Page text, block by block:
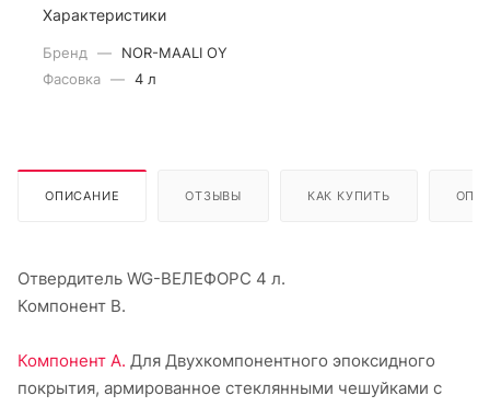
Характеристики
Бренд —
NOR-MAALI OY
Фасовка — 4 л
ОПИСАНИЕ ОТЗЫВЫ КАК КУПИТЬ
Отвердитель WG-ВЕЛЕФОРС 4 л.
Компонент В.
Компонент А. Для Двухкомпонентного эпоксидного
покрытия, армированное стеклянными чешуйками с